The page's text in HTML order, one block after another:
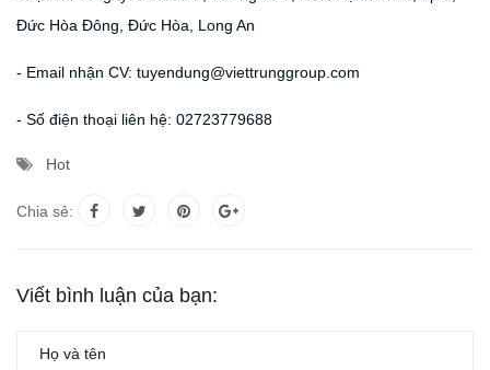
Đức Hòa Đông, Đức Hòa, Long An
- Email nhận CV: tuyendung@viettrunggroup.com
- Số điện thoại liên hệ: 02723779688
Hot
Chia sẻ:
Viết bình luận của bạn: